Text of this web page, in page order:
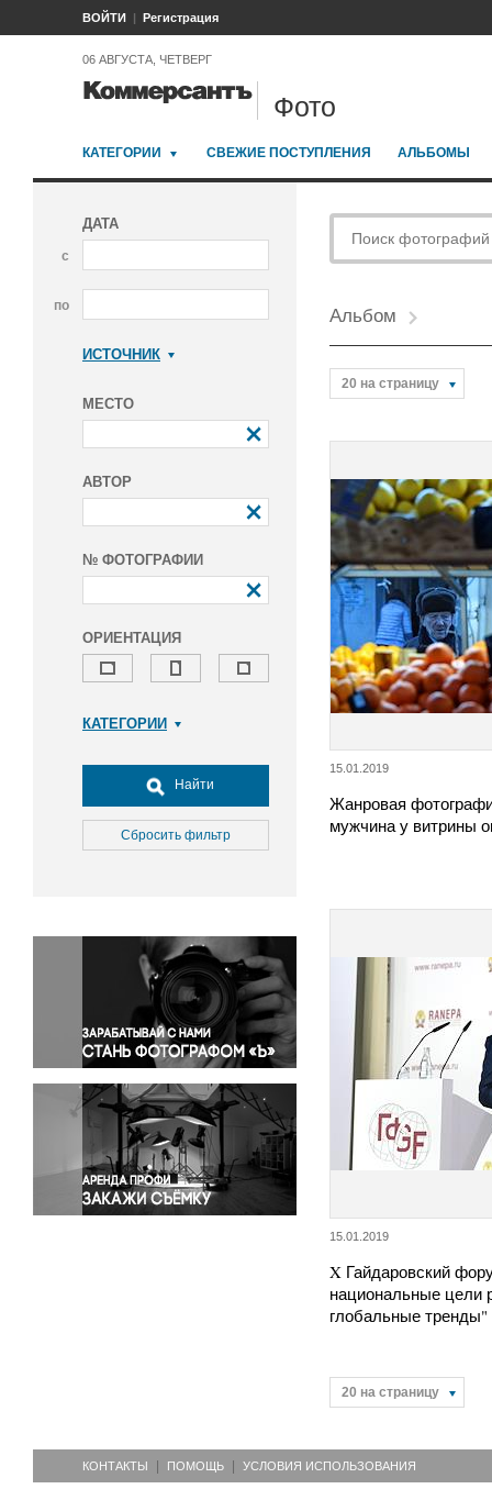
ВОЙТИ Регистрация
06 АВГУСТА, ЧЕТВЕРГ
Фото
КАТЕГОРИИ СВЕЖИЕ ПОСТУПЛЕНИЯ АЛЬБОМЫ
ДАТА
с
по
ИСТОЧНИК
МЕСТО
АВТОР
№ ФОТОГРАФИИ
ОРИЕНТАЦИЯ
КАТЕГОРИИ
Досуг, туризм и отдых
Культура
Медицина
Окружающая среда
Политика
Правосудие
Происшествия и конфликты
Религия
Светская жизнь
Спорт
Экология
Экономика и бизнес
Найти
Сбросить фильтр
Альбом
20 на страницу
15.01.2019
Жанровая
мужчина у витрины
15.01.2019
X Гайдаровский
национальные цели
глобальные
20 на страницу
КОНТАКТЫ ПОМОЩЬ УСЛОВИЯ ИСПОЛЬЗОВАНИЯ